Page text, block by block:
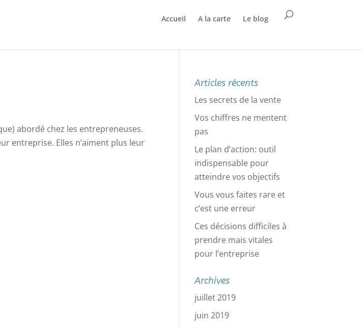
Accueil A la carte Le blog
abordé chez les entrepreneuses.
entreprise. Elles n’aiment plus leur
Articles récents
Les secrets de la vente
Vos chiffres ne mentent
pas
Le plan d’action: outil
indispensable pour
atteindre vos objectifs
Vous vous faites rare et
c’est une erreur
Ces décisions difficiles à
prendre mais vitales
pour l’entreprise
Archives
juillet 2019
juin 2019